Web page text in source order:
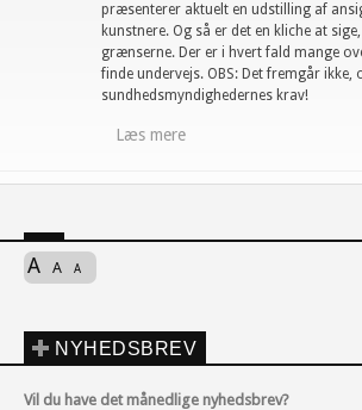
præsenterer aktuelt en udstilling af
kunstnere. Og så er det en kliche at
grænserne. Der er i hvert fald mange
finde undervejs. OBS: Det fremgår
sundhedsmyndighedernes krav!
Læs mere
A A A
NYHEDSBREV
Vil du have det månedlige nyhedsbrev?